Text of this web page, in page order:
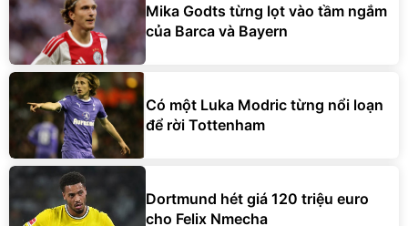
Mika Godts từng lọt vào tầm ngắm
của Barca và Bayern
Có một Luka Modric từng nổi loạn
để rời Tottenham
Dortmund hét giá 120 triệu euro
cho Felix Nmecha